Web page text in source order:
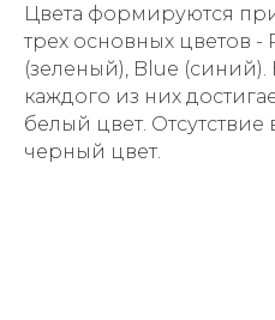
Цвета формируются
трех основных цветов -
(зеленый), Blue (синий).
каждого из них
белый цв­ет. Отсутствие
чер­ный цвет.